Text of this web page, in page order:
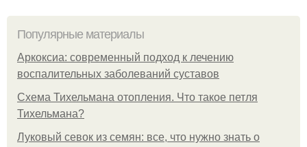
Популярные материалы
Аркоксиа: современный подход к лечению
воспалительных заболеваний суставов
Схема Тихельмана отопления. Что такое петля
Тихельмана?
Луковый севок из семян: все, что нужно знать о